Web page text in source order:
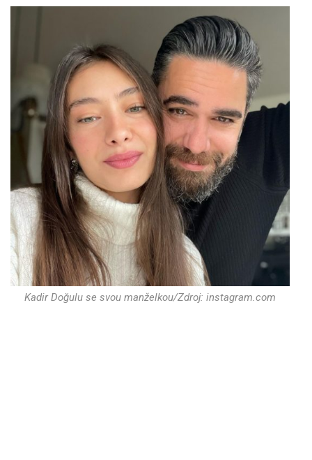
Kadir Doğulu se svou manželkou/Zdroj: instagram.com